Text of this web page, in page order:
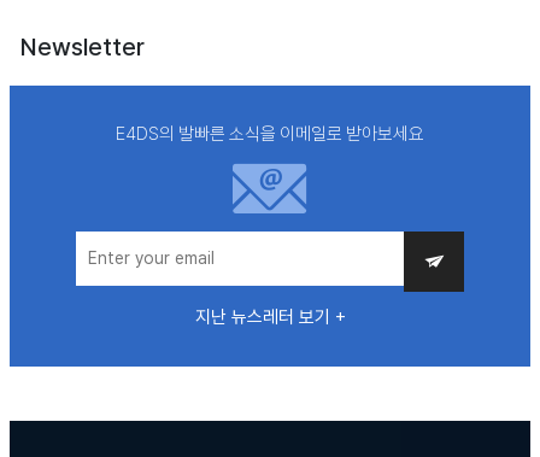
Newsletter
E4DS의 발빠른 소식을 이메일로 받아보세요
지난 뉴스레터 보기 +